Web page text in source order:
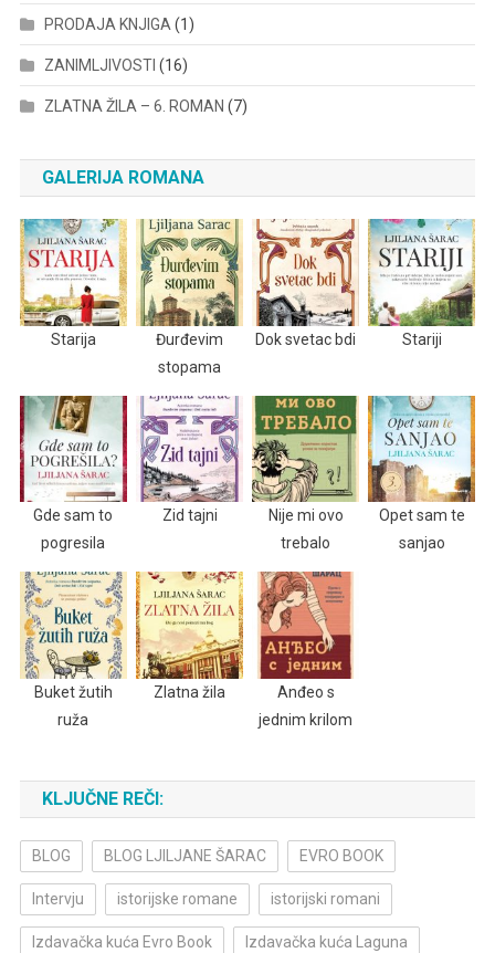
PRODAJA KNJIGA(1)
ZANIMLJIVOSTI (16)
ZLATNA ŽILA – 6. ROMAN (7)
GALERIJA ROMANA
Starija
Đurđevim
stopama
Dok svetac bdi Stariji
Gde sam to
pogresila
Zid tajni
Nije mi ovo
trebalo
Opet sam te
sanjao
Buket žutih
ruža
Zlatna žila
Anđeo s
jednim krilom
KLJUČNE REČI:
BLOG BLOG LJILJANE ŠARAC EVRO BOOK
Intervju istorijske romane istorijski romani
Izdavačka kuća Evro Book Izdavačka kuća Laguna